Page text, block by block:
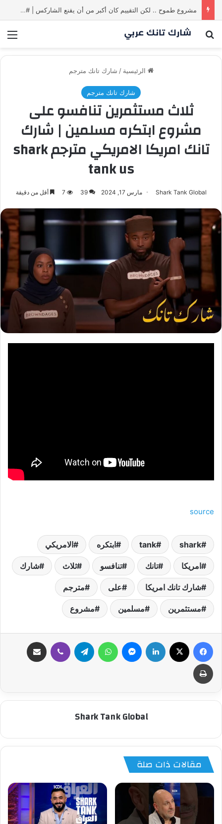
مشروع طموح .. لكن التقييم كان أكبر من أن يقنع الشاركس | #شارك تانك لعراق
بحث عن
الرئيسية / شارك تانك مترجم
شارك تانك مترجم
ثلاث مستثمرين تنافسو على
مشروع ابتكره مسلمين | شارك
تانك امريكا الامريكي مترجم shark
tank us
Shark Tank Global مارس 17, 2024 39
7 أقل من دقيقة
source
shark
tank ابتكره الامريكي
امريكا تانك تنافسو ثلاث شارك
شارك تانك امريكا على مترجم
مستثمرين مسلمين مشروع
فيسبوك لينكدإن ماسنجر واتساب تيلقرام ڤايبر
طباعة
Shark Tank Global
مقالات ذات صلة